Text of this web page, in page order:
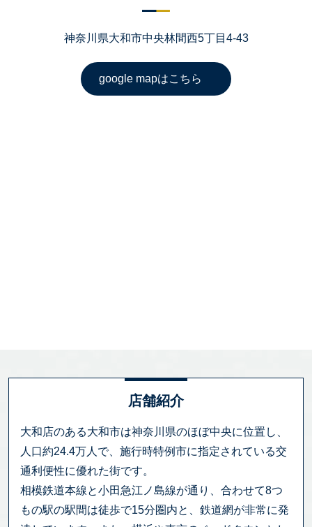
神奈川県大和市中央林間西5丁目4-43
google mapはこちら
店舗紹介
大和店のある大和市は神奈川県のほぼ中央に位置し、
人口約24.4万人で、施行時特例市に指定されている交
通利便性に優れた街です。
相模鉄道本線と小田急江ノ島線が通り、合わせて8つ
もの駅の駅間は徒歩で15分圏内と、鉄道網が非常に発